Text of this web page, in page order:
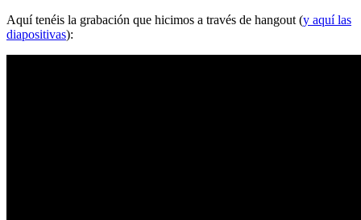
Aquí tenéis la grabación que hicimos a través de hangout (y aquí las
diapositivas):